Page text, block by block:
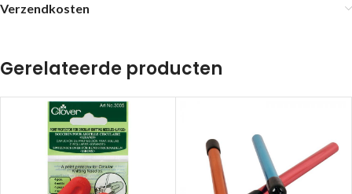
Verzendkosten
Gerelateerde producten